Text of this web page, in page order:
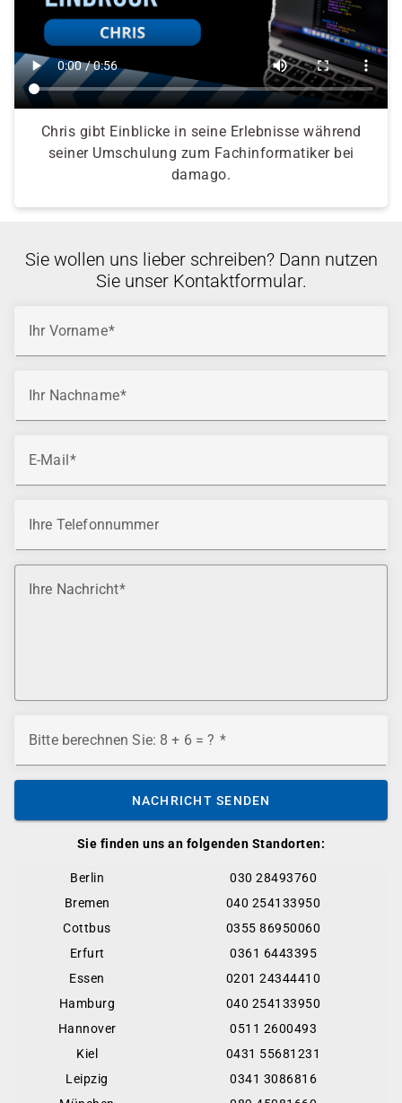
Chris gibt Einblicke in seine Erlebnisse während
seiner Umschulung zum Fachinformatiker bei
damago.
Sie finden uns an folgenden Standorten:
Berlin
030 28493760
Bremen
040 254133950
Cottbus
0355 86950060
Erfurt
0361 6443395
Essen
0201 24344410
Hamburg
040 254133950
Hannover
0511 2600493
Kiel
0431 55681231
Leipzig
0341 3086816
Sie wollen uns lieber schreiben? Dann nutzen
Sie unser Kontaktformular.
Ihr Vorname
Ihr Nachname
E-Mail
Ihre Telefonnummer
Ihre Nachricht
Bitte berechnen Sie: 8 + 6 = ?
NACHRICHT SENDEN